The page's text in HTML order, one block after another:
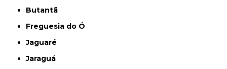
Butantã
Freguesia do Ó
Jaguaré
Jaraguá